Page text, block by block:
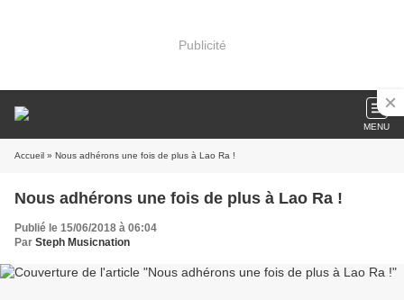
Publicité
MENU
Accueil » Nous adhérons une fois de plus à Lao Ra !
Nous adhérons une fois de plus à Lao Ra !
Publié le 15/06/2018 à 06:04
Par Steph Musicnation